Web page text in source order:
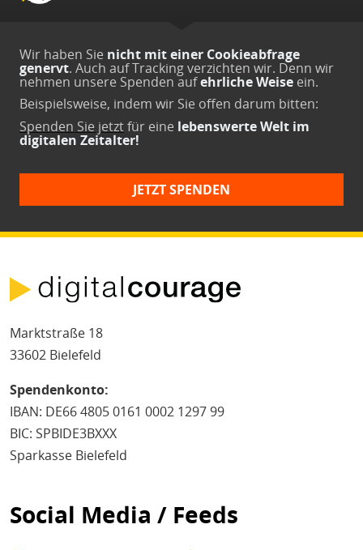
Wir haben Sie nicht mit einer Cookieabfrage
genervt. Auch auf Tracking verzichten wir. Denn wir
nehmen unsere Spenden aufehrliche Weise ein.
Beispielsweise, indem wir Sie offen darum bitten:
Spenden Sie jetztfür eine lebenswerte Welt im
digitalen Zeitalter!
JETZT SPENDEN
Marktstraße 18
33602 Bielefeld
Spendenkonto:
IBAN: DE66 4805 0161 0002 1297 99
BIC: SPBIDE3BXXX
Sparkasse Bielefeld
Social Media / Feeds